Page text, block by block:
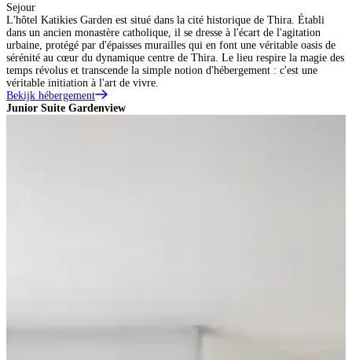
Sejour
L'hôtel Katikies Garden est situé dans la cité historique de Thira. Établi
dans un ancien monastère catholique, il se dresse à l'écart de l'agitation
urbaine, protégé par d'épaisses murailles qui en font une véritable oasis de
sérénité au cœur du dynamique centre de Thira. Le lieu respire la magie des
temps révolus et transcende la simple notion d'hébergement : c'est une
véritable initiation à l'art de vivre.
Bekijk hébergement
Junior Suite Gardenview